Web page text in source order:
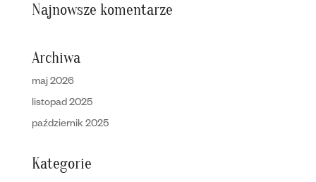
Najnowsze komentarze
Archiwa
maj 2026
listopad 2025
październik 2025
Kategorie